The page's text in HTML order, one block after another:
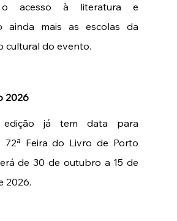
o acesso à literatura e
ainda mais as escolas da
cultural do evento.
2026
já tem data para
72ª Feira do Livro de Porto
de 30 de outubro a 15 de
2026.